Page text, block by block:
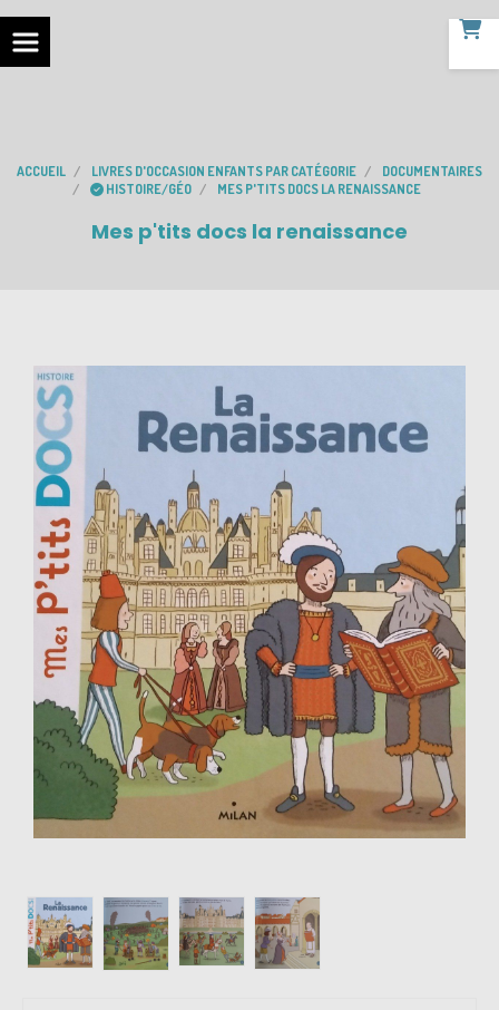
ACCUEIL LIVRES D'OCCASION ENFANTS PAR CATÉGORIE
DOCUMENTAIRES
HISTOIRE/GÉO
MES P'TITS DOCS LA RENAISSANCE
Mes p'tits docs la renaissance